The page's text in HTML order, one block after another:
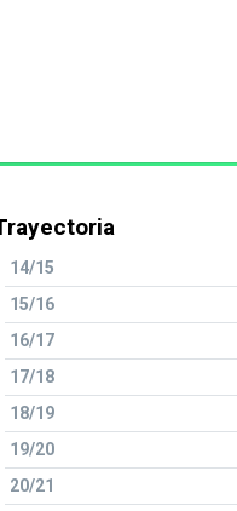
14/15
15/16
16/17
17/18
18/19
19/20
20/21